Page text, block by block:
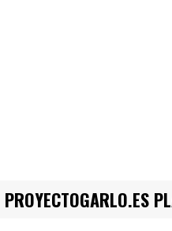
PROYECTOGARLO.ES